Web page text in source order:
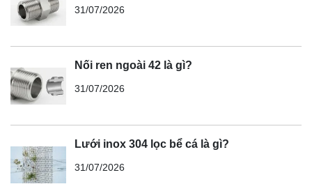
31/07/2026
Nối ren ngoài 42 là gì?
31/07/2026
Lưới inox 304 lọc bể cá là gì?
31/07/2026